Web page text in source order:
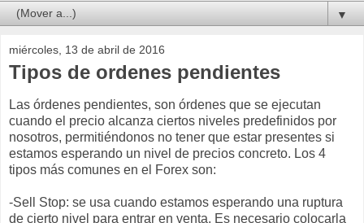
▼
miércoles, 13 de abril de 2016
Tipos de ordenes pendientes
Las órdenes pendientes, son órdenes que se ejecutan
cuando el precio alcanza ciertos niveles predefinidos por
nosotros, permitiéndonos no tener que estar presentes si
estamos esperando un nivel de precios concreto. Los 4
tipos más comunes en el Forex son:
-Sell Stop: se usa cuando estamos esperando una ruptura
de cierto nivel para entrar en venta. Es necesario colocarla